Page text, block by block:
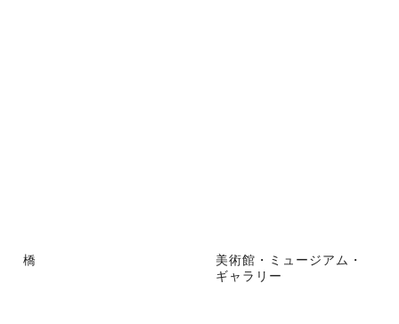
橋
美術館・ミュージアム・
ギャラリー